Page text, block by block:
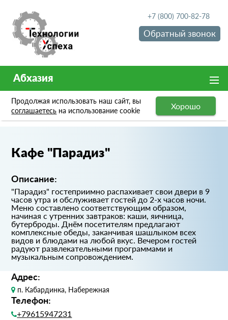
+7 (800) 700-82-78
Обратный звонок
Абхазия
Продолжая использовать наш сайт, вы
соглашаетесь на использование cookie Хорошо
Портфолио Кафе "Парадиз"
Кафе "Парадиз"
Описание:
"Парадиз" гостеприимно распахивает свои двери в 9
часов утра и обслуживает гостей до 2-х часов ночи.
Меню составлено соответствующим образом,
начиная с утренних завтраков: каши, яичница,
бутерброды. Днём посетителям предлагают
комплексные обеды, заканчивая шашлыком всех
видов и блюдами на любой вкус. Вечером гостей
радуют развлекательными программами и
музыкальным сопровождением.
Адрес:
п. Кабардинка, Набережная
Телефон:
+79615947231